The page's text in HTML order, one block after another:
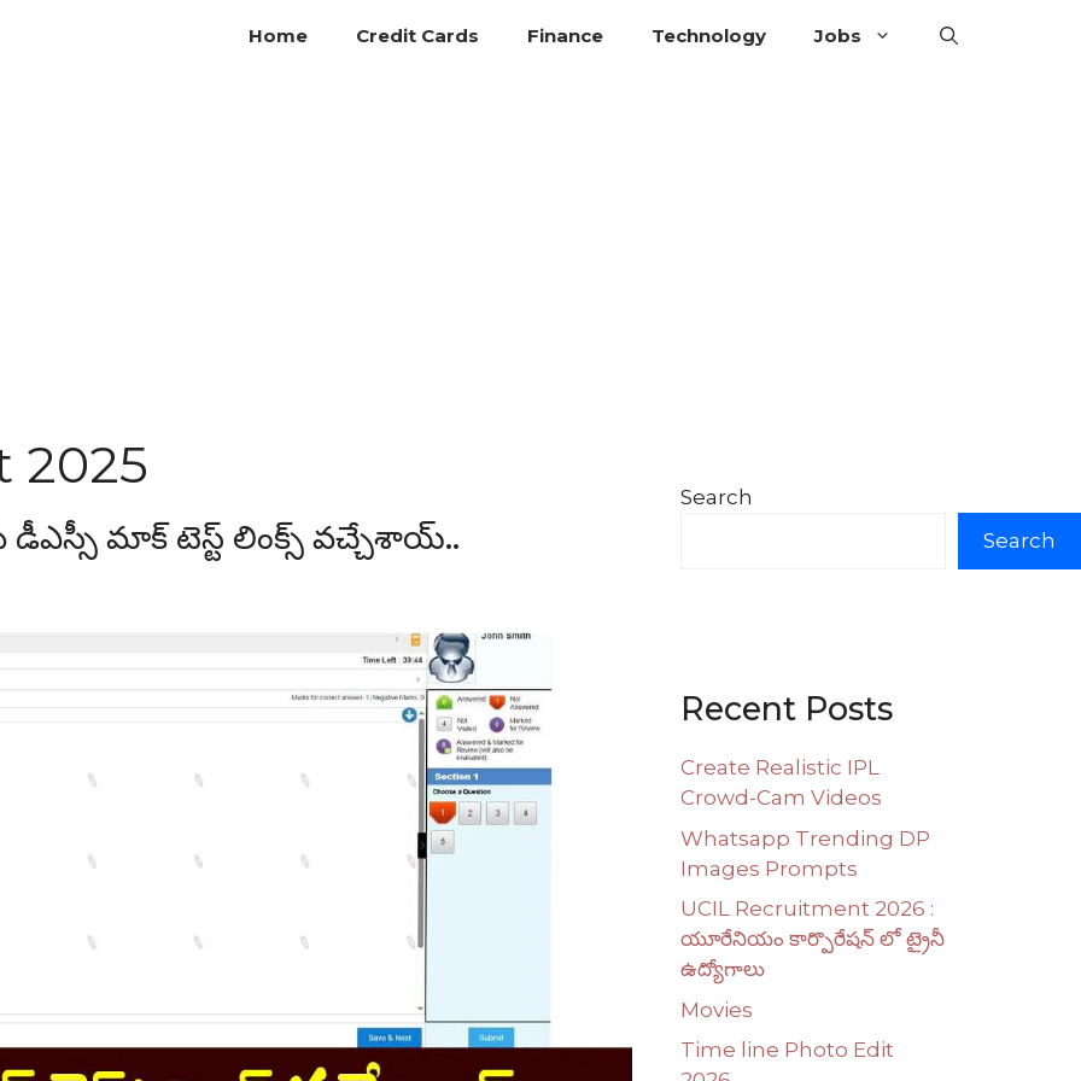
Home Credit Cards Finance Technology Jobs
2025
డీఎస్సీ మాక్ టెస్ట్ లింక్స్ వచ్చేశాయ్..
Search
Search
Recent Posts
Create Realistic IPL
Crowd-Cam Videos
Whatsapp Trending DP
Images Prompts
UCIL Recruitment 2026 :
యూరేనియం కార్పొరేషన్ లో ట్రైనీ
ఉద్యోగాలు
Movies
Time line Photo Edit